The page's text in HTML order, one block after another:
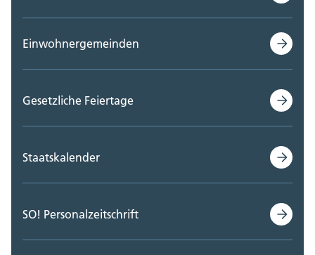
Einwohnergemeinden
Gesetzliche Feiertage
Staatskalender
SO! Personalzeitschrift